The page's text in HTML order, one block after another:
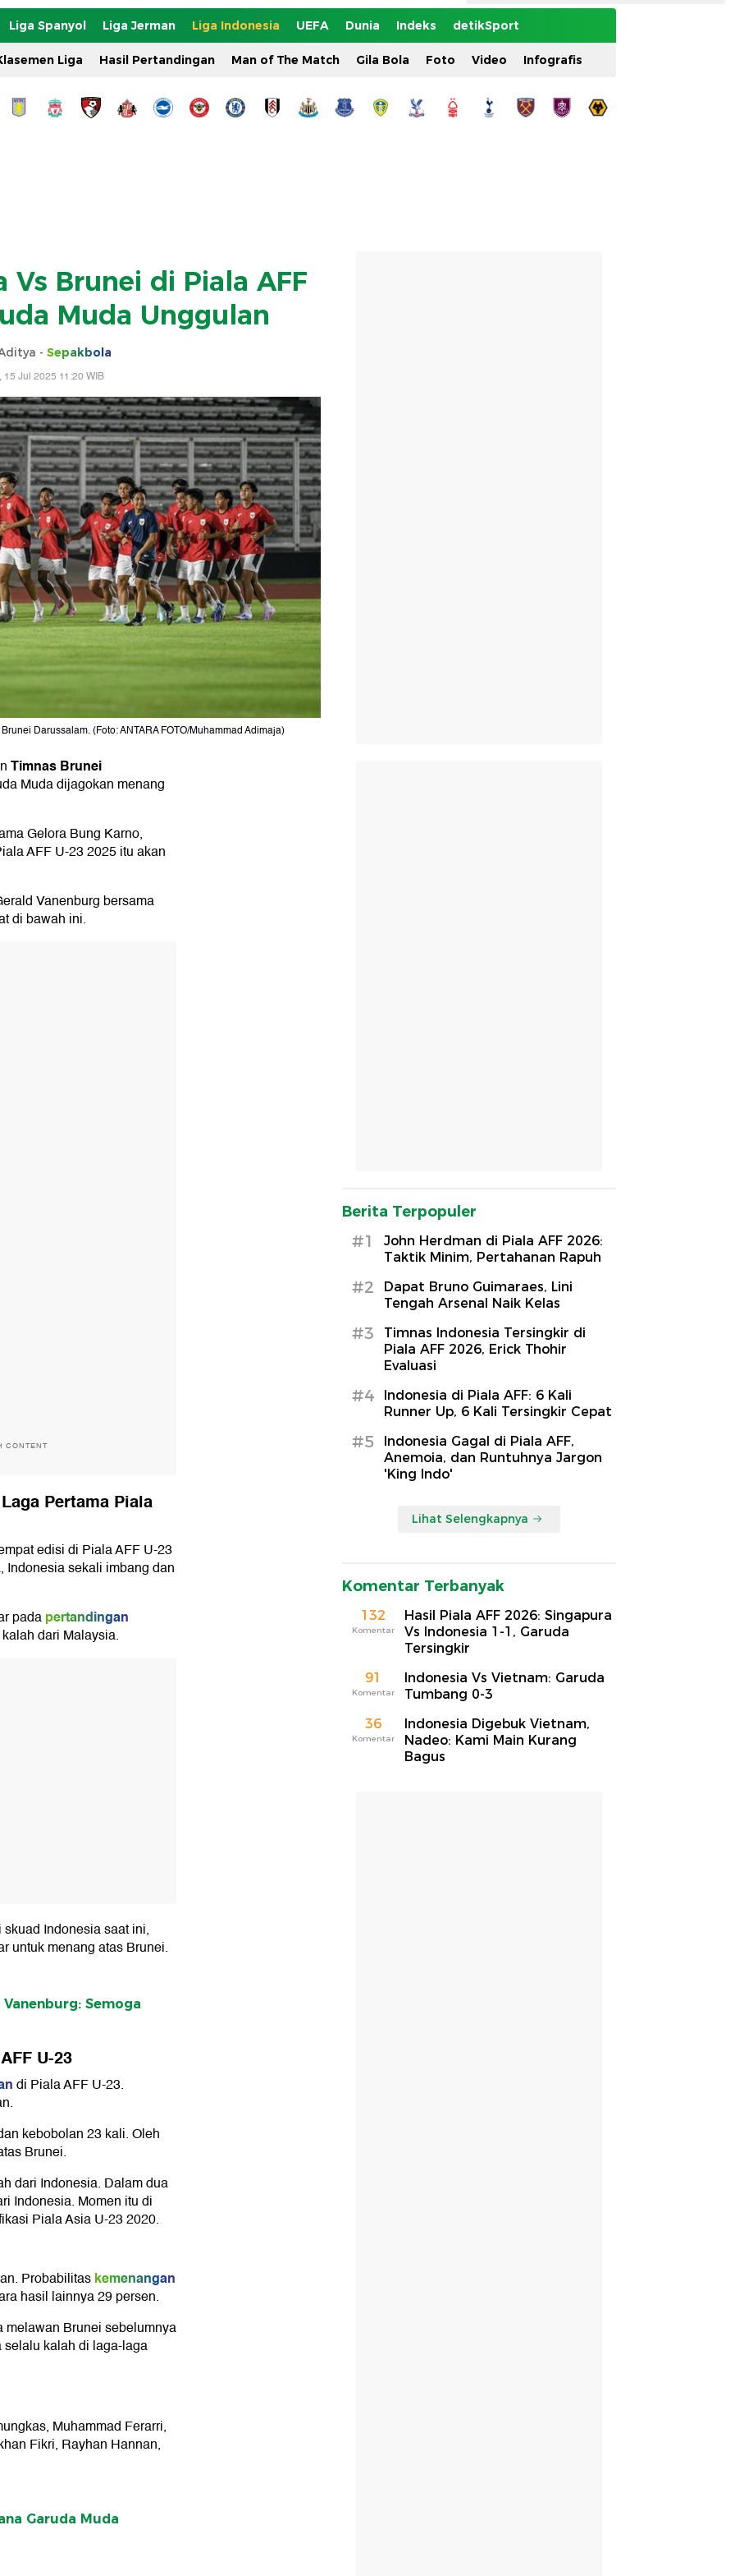
Liga Spanyol Liga Jerman Liga Indonesia UEFA Dunia Indeks detikSport
Liga Hasil Pertandingan Man of The Match Gila Bola Foto Video Infografis
Vs Brunei di Piala AFF
Muda Unggulan
- Sepakbola
15 Jul 2025 11:20 WIB
Darussalam. (Foto: ANTARA FOTO/Muhammad Adimaja)
Timnas Brunei
Muda dijagokan menang
Gelora Bung Karno,
AFF U-23 2025 itu akan
Vanenburg bersama
di bawah ini.
CONTENT
Pertama Piala
edisi di Piala AFF U-23
sekali imbang dan
padapertandingan
dari Malaysia.
Indonesia saat ini,
untuk menang atas Brunei.
Semoga
U-23
di Piala AFF U-23.
kebobolan 23 kali. Oleh
Brunei.
dari Indonesia. Dalam dua
Indonesia. Momen itu di
Piala Asia U-23 2020.
Probabilitaskemenangan
hasil lainnya 29 persen.
melawan Brunei sebelumnya
kalah di laga-laga
Muhammad Ferarri,
Fikri, Rayhan Hannan,
Garuda Muda
Berita Terpopuler
#1
John Herdman di Piala AFF 2026:
Taktik Minim, Pertahanan Rapuh
#2
Dapat Bruno Guimaraes, Lini
Tengah Arsenal Naik Kelas
#3
Timnas Indonesia Tersingkir di
Piala AFF 2026, Erick Thohir
Evaluasi
#4
Indonesia di Piala AFF: 6 Kali
Runner Up, 6 Kali Tersingkir Cepat
#5
Indonesia Gagal di Piala AFF,
Anemoia, dan Runtuhnya Jargon
'King Indo'
Lihat Selengkapnya
Komentar Terbanyak
132
Komentar
Hasil Piala AFF 2026: Singapura
Vs Indonesia 1-1, Garuda
Tersingkir
91
Komentar
Indonesia Vs Vietnam: Garuda
Tumbang 0-3
36
Komentar
Indonesia Digebuk Vietnam,
Nadeo: Kami Main Kurang
Bagus